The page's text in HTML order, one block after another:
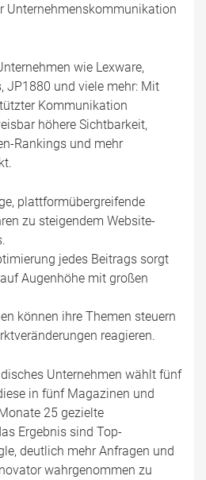
Unternehmenskommunikation
wie Lexware,
JP1880 und viele mehr: Mit
Kommunikation
höhere Sichtbarkeit,
Rankings und mehr
plattformübergreifende
zu steigendem Website-
jedes Beitrags sorgt
Augenhöhe mit großen
können ihre Themen steuern
reagieren.
Unternehmen wählt fünf
in fünf Magazinen und
25 gezielte
Ergebnis sind Top-
deutlich mehr Anfragen und
wahrgenommen zu